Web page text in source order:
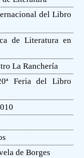
del Libro
de Literatura en
La Ranchería
Feria del Libro
de Borges